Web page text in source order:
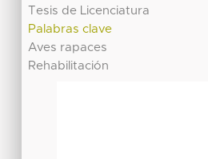
Tesis de Licenciatura
Palabras clave
Aves rapaces
Rehabilitación